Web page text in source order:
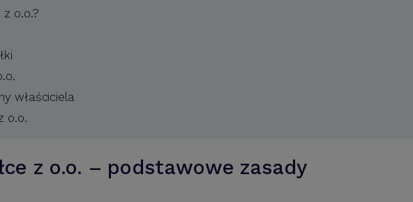
o.o.?
właściciela
o.o.
z o.o. – podstawowe zasady